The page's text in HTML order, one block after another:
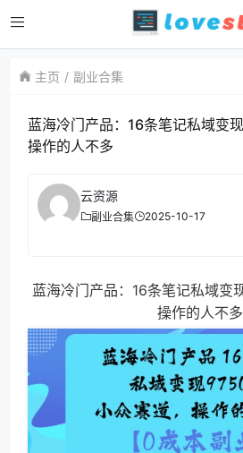
主页 副业合集
蓝海冷门产品：16条笔记私域变
操作的人不多
云资源
副业合集 2025-10-17
蓝海冷门产品：16条笔记私域变
操作的人不多